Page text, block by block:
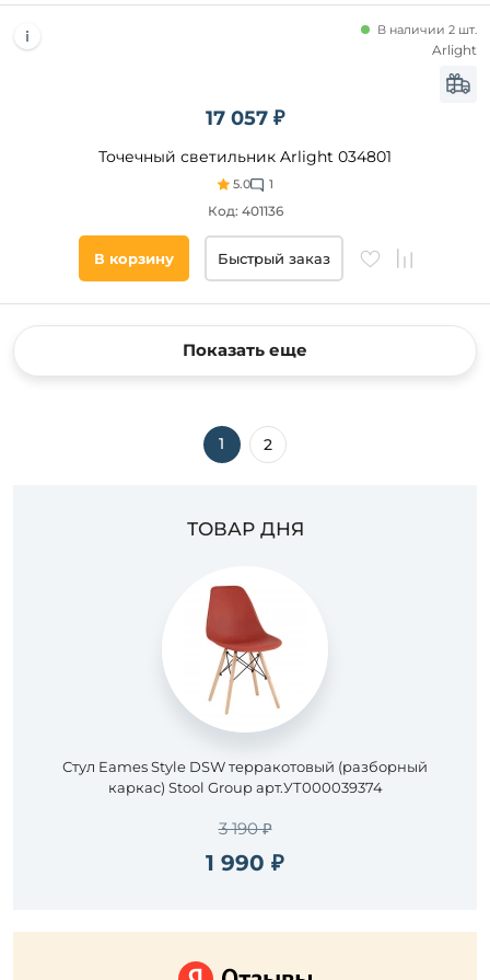
17 057 ₽
Точечный светильник Arlight 034801
5.0 1
В наличии 2 шт.
Код: 401136
Arlight
В корзину Быстрый заказ
Показать еще
1 2
ТОВАР ДНЯ
Стул Eames Style DSW терракотовый (разборный
каркас) Stool Group арт.УТ000039374
3 190 ₽
1 990 ₽